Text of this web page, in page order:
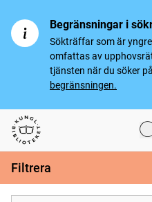
Begränsningar i
Sökträffar som är
omfattas av
tjänsten när du söker
begränsningen.
Svenska tidningar
Filtrera